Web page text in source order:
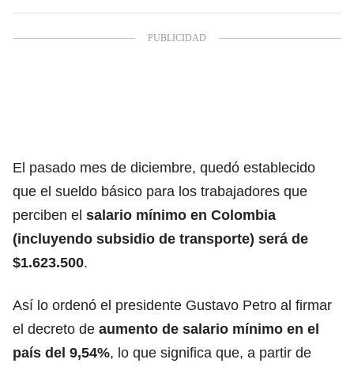
El pasado mes de diciembre, quedó establecido
que el sueldo básico para los trabajadores que
perciben el salario mínimo en Colombia
(incluyendo subsidio de transporte) será de
$1.623.500.
Así lo ordenó el presidente Gustavo Petro al firmar
el decreto de aumento de salario mínimo en el
país del 9,54%, lo que significa que, a partir de